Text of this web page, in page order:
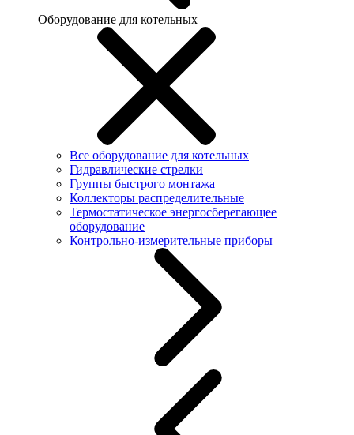
Оборудование для котельных
Все оборудование для котельных
Гидравлические стрелки
Группы быстрого монтажа
Коллекторы распределительные
Термостатическое энергосберегающее
оборудование
Контрольно-измерительные приборы